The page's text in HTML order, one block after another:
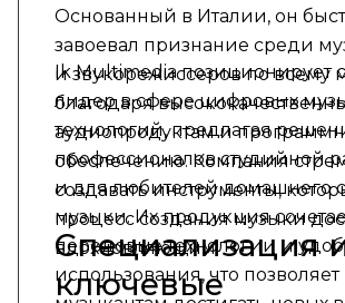
Основанный в Италии, он
завоевал признание среди
и звукорежиссеров по всему
благодаря
аудиопродуктам и
обеспечению. Компания
создавать инструменты,
процесс создания музыки
вдохновляющим.
Ik Multimedia позиционирует
лидер в сфере цифровых
технологий, предлагая
профессионалов студийной
и для любителей домашнего
музыки. Их продукция
передовые технологии и
использования, что позволяет
Специализация
ключевые